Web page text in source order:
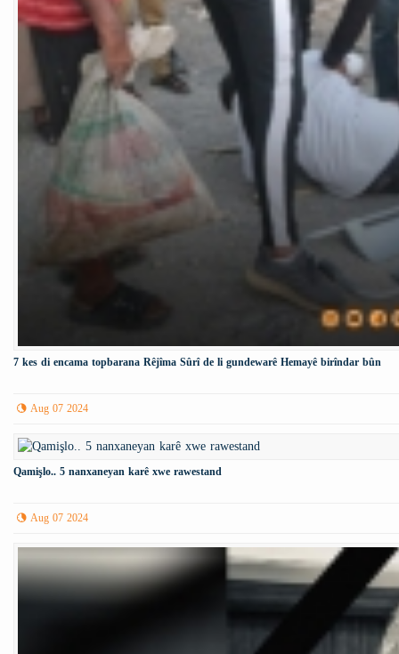
7 kes di encama topbarana Rêjîma Sûrî de li gundewarê Hemayê birîndar bûn
Aug 07 2024
Qamişlo.. 5 nanxaneyan karê xwe rawestand
Aug 07 2024